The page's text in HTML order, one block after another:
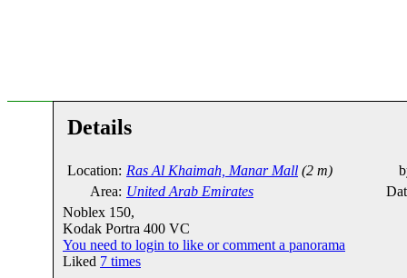
Details
Location: Ras Al Khaimah, Manar Mall (2 m)
Area: United Arab Emirates
Noblex 150,
Kodak Portra 400 VC
You need to login to like or comment a panorama
Liked 7 times